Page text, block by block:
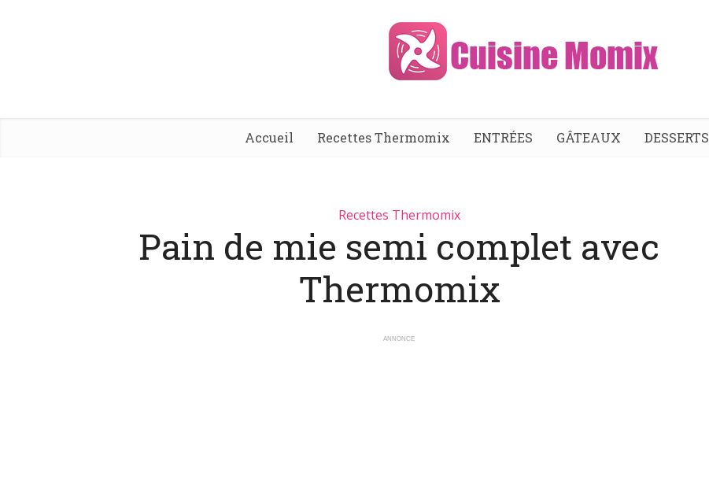
Accueil Recettes Thermomix ENTRÉES GÂTEAUX DESSERTS
Recettes Thermomix
Pain de mie semi complet avec
Thermomix
ANNONCE